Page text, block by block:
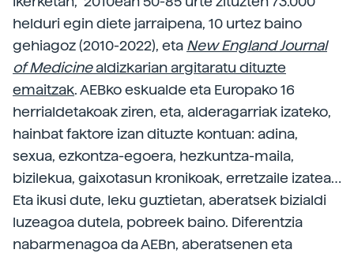
helduri egin diete jarraipena, 10 urtez baino
gehiagoz (2010-2022), eta New England Journal
of Medicinealdizkarian argitaratu dituzte
emaitzak. AEBko eskualde eta Europako 16
herrialdetakoak ziren, eta, alderagarriak izateko,
hainbat faktore izan dituzte kontuan: adina,
sexua, ezkontza-egoera, hezkuntza-maila,
bizilekua, gaixotasun kronikoak, erretzaile izatea…
Eta ikusi dute, leku guztietan, aberatsek bizialdi
luzeagoa dutela, pobreek baino. Diferentzia
nabarmenagoa da AEBn, aberatsenen eta